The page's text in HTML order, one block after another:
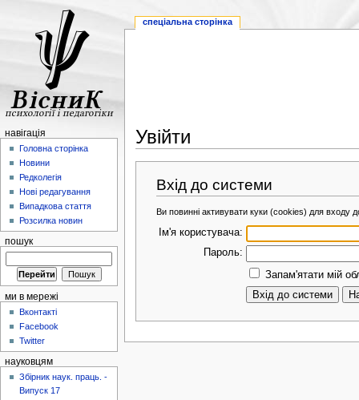
Увійти
Вхід до системи
Ви повинні активувати куки (cookies) для входу до
Ім'я користувача:
Пароль:
Запам'ятати мій
спеціальна сторінка
навігація
Головна сторінка
Новини
Редколегія
Нові редагування
Випадкова стаття
Розсилка новин
пошук
ми в мережі
Вконтакті
Facebook
Twitter
науковцям
Збірник наук. праць. -
Випуск 17